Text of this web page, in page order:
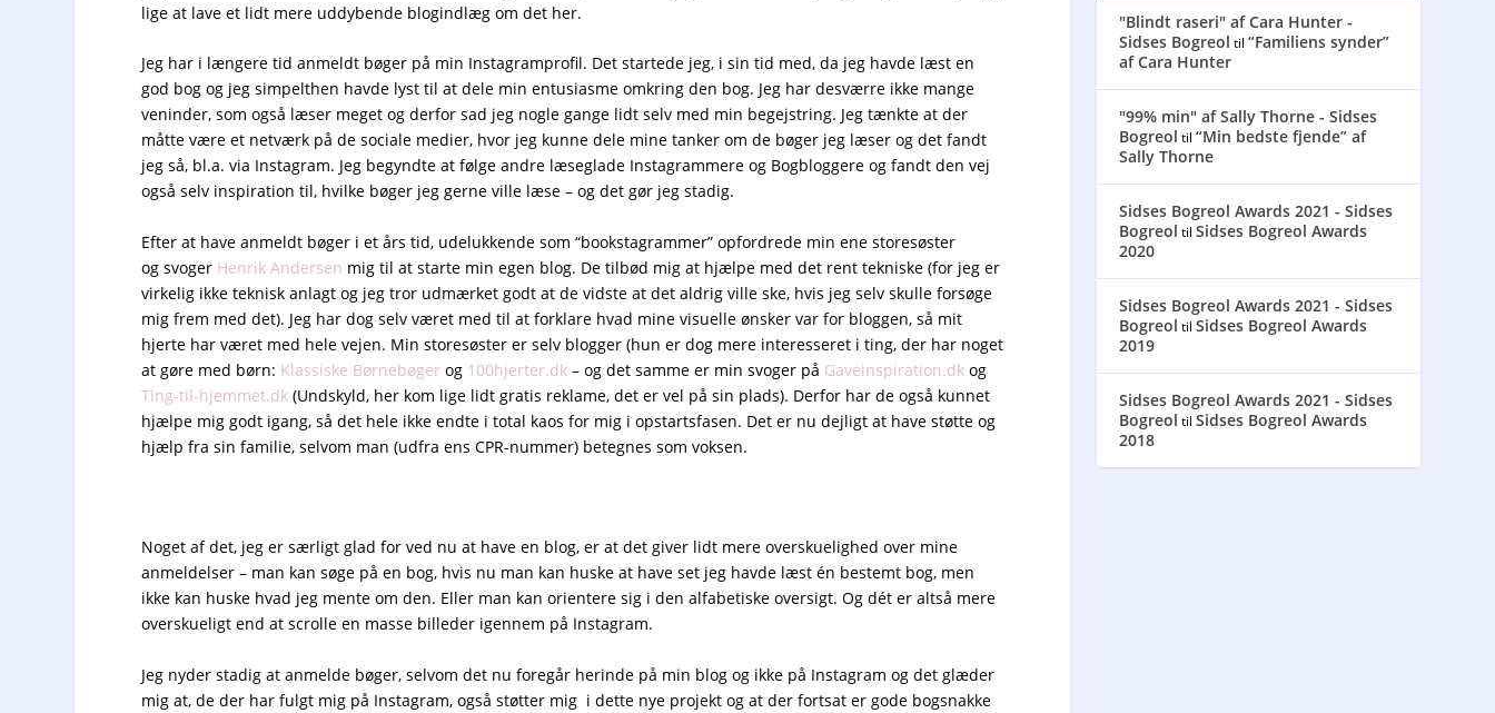
lige at lave et lidt mere uddybende blogindlæg om det her.
Jeg har i længere tid anmeldt bøger på min Instagramprofil. Det startede jeg, i sin tid med, da jeg havde læst en
god bog og jeg simpelthen havde lyst til at dele min entusiasme omkring den bog. Jeg har desværre ikke mange
veninder, som også læser meget og derfor sad jeg nogle gange lidt selv med min begejstring. Jeg tænkte at der
måtte være et netværk på de sociale medier, hvor jeg kunne dele mine tanker om de bøger jeg læser og det fandt
jeg så, bl.a. via Instagram. Jeg begyndte at følge andre læseglade Instagrammere og Bogbloggere og fandt den vej
også selv inspiration til, hvilke bøger jeg gerne ville læse – og det gør jeg stadig.
Efter at have anmeldt bøger i et års tid, udelukkende som “bookstagrammer” opfordrede min ene storesøster
og svoger Henrik Andersen mig til at starte min egen blog. De tilbød mig at hjælpe med det rent tekniske (for jeg er
virkelig ikke teknisk anlagt og jeg tror udmærket godt at de vidste at det aldrig ville ske, hvis jeg selv skulle forsøge
mig frem med det). Jeg har dog selv været med til at forklare hvad mine visuelle ønsker var for bloggen, så mit
hjerte har været med hele vejen. Min storesøster er selv blogger (hun er dog mere interesseret i ting, der har noget
at gøre med børn: Klassiske Børnebøger og 100hjerter.dk – og det samme er min svoger på Gaveinspiration.dk og
Ting-til-hjemmet.dk (Undskyld, her kom lige lidt gratis reklame, det er vel på sin plads). Derfor har de også kunnet
hjælpe mig godt igang, så det hele ikke endte i total kaos for mig i opstartsfasen. Det er nu dejligt at have støtte og
hjælp fra sin familie, selvom man (udfra ens CPR-nummer) betegnes som voksen.
Noget af det, jeg er særligt glad for ved nu at have en blog, er at det giver lidt mere overskuelighed over mine
anmeldelser – man kan søge på en bog, hvis nu man kan huske at have set jeg havde læst én bestemt bog, men
ikke kan huske hvad jeg mente om den. Eller man kan orientere sig i den alfabetiske oversigt. Og dét er altså mere
overskueligt end at scrolle en masse billeder igennem på Instagram.
Jeg nyder stadig at anmelde bøger, selvom det nu foregår herinde på min blog og ikke på Instagram og det glæder
mig at, de der har fulgt mig på Instagram, også støtter mig i dette nye projekt og at der fortsat er gode bogsnakke
"Blindt raseri" af Cara Hunter -
Sidses Bogreol til“Familiens synder”
af Cara Hunter
"99% min" af Sally Thorne - Sidses
Bogreol til“Min bedste fjende” af
Sally Thorne
Sidses Bogreol Awards 2021 - Sidses
Bogreol tilSidses Bogreol Awards
2020
Sidses Bogreol Awards 2021 - Sidses
Bogreol tilSidses Bogreol Awards
2019
Sidses Bogreol Awards 2021 - Sidses
Bogreol tilSidses Bogreol Awards
2018